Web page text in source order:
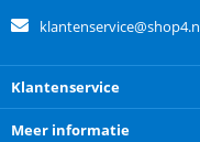
Klantenservice
Meer informatie